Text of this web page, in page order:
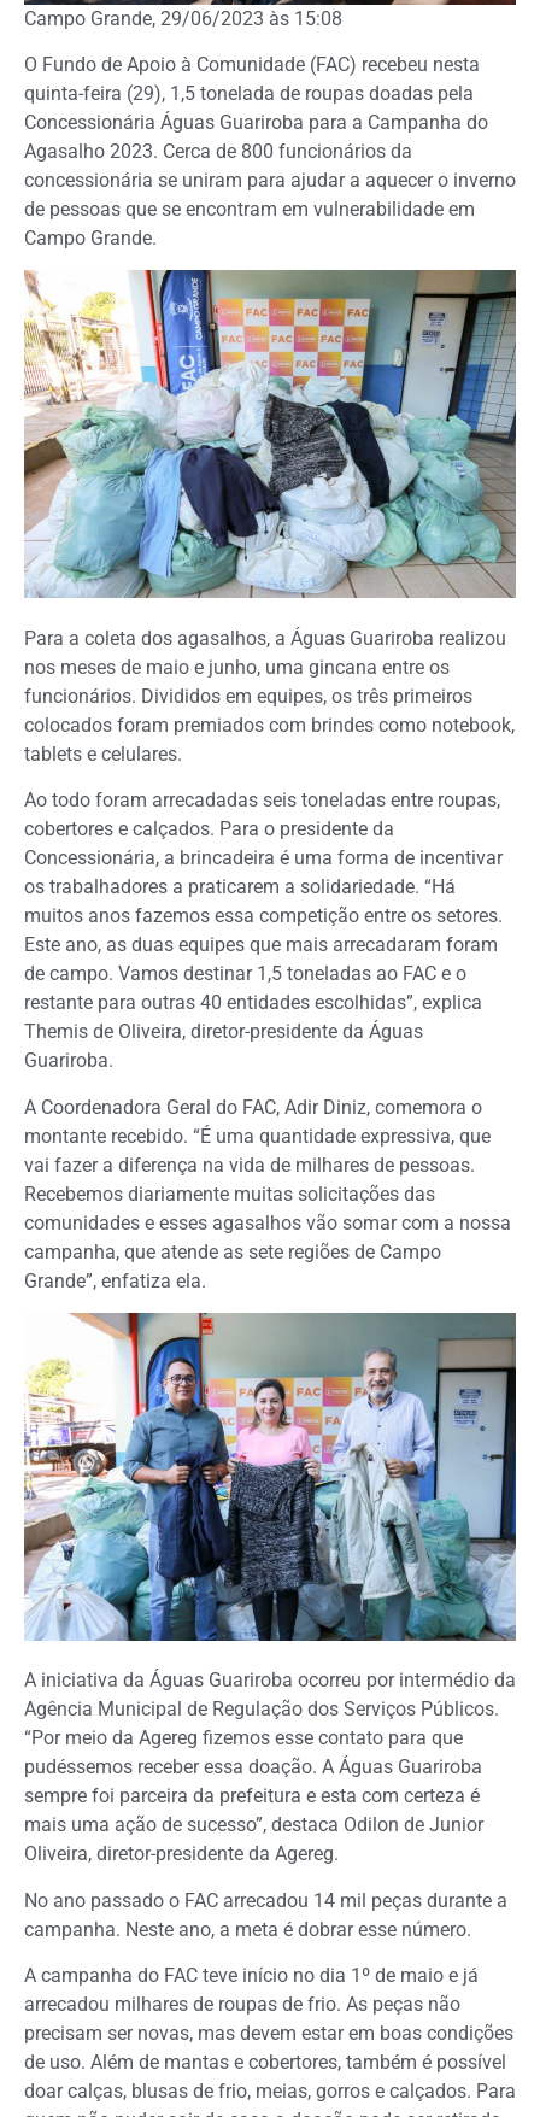
Campo Grande, 29/06/2023 às 15:08
O Fundo de Apoio à Comunidade (FAC) recebeu nesta
quinta-feira (29), 1,5 tonelada de roupas doadas pela
Concessionária Águas Guariroba para a Campanha do
Agasalho 2023. Cerca de 800 funcionários da
concessionária se uniram para ajudar a aquecer o inverno
de pessoas que se encontram em vulnerabilidade em
Campo Grande.
Para a coleta dos agasalhos, a Águas Guariroba realizou
nos meses de maio e junho, uma gincana entre os
funcionários. Divididos em equipes, os três primeiros
colocados foram premiados com brindes como notebook,
tablets e celulares.
Ao todo foram arrecadadas seis toneladas entre roupas,
cobertores e calçados. Para o presidente da
Concessionária, a brincadeira é uma forma de incentivar
os trabalhadores a praticarem a solidariedade. “Há
muitos anos fazemos essa competição entre os setores.
Este ano, as duas equipes que mais arrecadaram foram
de campo. Vamos destinar 1,5 toneladas ao FAC e o
restante para outras 40 entidades escolhidas”, explica
Themis de Oliveira, diretor-presidente da Águas
Guariroba.
A Coordenadora Geral do FAC, Adir Diniz, comemora o
montante recebido. “É uma quantidade expressiva, que
vai fazer a diferença na vida de milhares de pessoas.
Recebemos diariamente muitas solicitações das
comunidades e esses agasalhos vão somar com a nossa
campanha, que atende as sete regiões de Campo
Grande”, enfatiza ela.
A iniciativa da Águas Guariroba ocorreu por intermédio da
Agência Municipal de Regulação dos Serviços Públicos.
“Por meio da Agereg fizemos esse contato para que
pudéssemos receber essa doação. A Águas Guariroba
sempre foi parceira da prefeitura e esta com certeza é
mais uma ação de sucesso”, destaca Odilon de Junior
Oliveira, diretor-presidente da Agereg.
No ano passado o FAC arrecadou 14 mil peças durante a
campanha. Neste ano, a meta é dobrar esse número.
A campanha do FAC teve início no dia 1º de maio e já
arrecadou milhares de roupas de frio. As peças não
precisam ser novas, mas devem estar em boas condições
de uso. Além de mantas e cobertores, também é possível
doar calças, blusas de frio, meias, gorros e calçados. Para